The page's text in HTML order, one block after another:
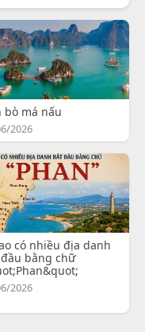
bò má nấu
2026
có nhiều địa danh
bằng chữ
2026